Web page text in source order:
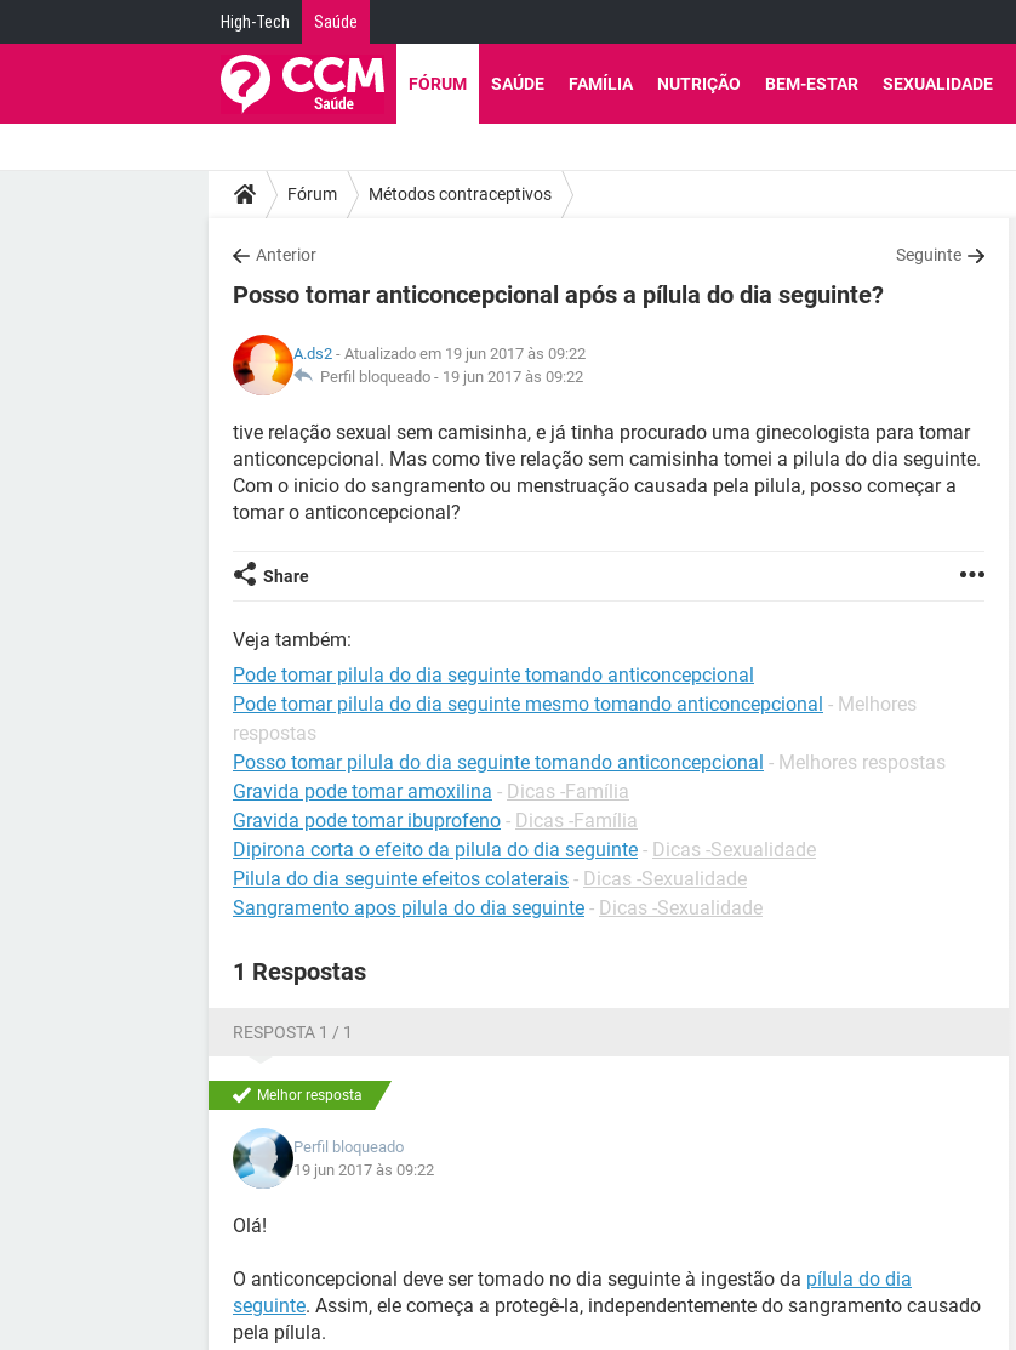
High-Tech Saúde
FÓRUM SAÚDE FAMÍLIA NUTRIÇÃO BEM-ESTAR SEXUALIDADE
Fórum Métodos contraceptivos
Anterior Seguinte
Posso tomar anticoncepcional após a pílula do dia seguinte?
A.ds2 - Atualizado em 19 jun 2017 às 09:22
Perfil bloqueado - 19 jun 2017 às 09:22
tive relação sexual sem camisinha, e já tinha procurado uma ginecologista para tomar
anticoncepcional. Mas como tive relação sem camisinha tomei a pilula do dia seguinte.
Com o inicio do sangramento ou menstruação causada pela pilula, posso começar a
tomar o anticoncepcional?
Share
Veja também:
Pode tomar pilula do dia seguinte tomando anticoncepcional
Pode tomar pilula do dia seguinte mesmo tomando anticoncepcional - Melhores
respostas
Posso tomar pilula do dia seguinte tomando anticoncepcional - Melhores respostas
Gravida pode tomar amoxilina - Dicas -Família
Gravida pode tomar ibuprofeno - Dicas -Família
Dipirona corta o efeito da pilula do dia seguinte - Dicas -Sexualidade
Pilula do dia seguinte efeitos colaterais - Dicas -Sexualidade
Sangramento apos pilula do dia seguinte - Dicas -Sexualidade
1 Respostas
RESPOSTA 1 / 1
Melhor resposta
Perfil bloqueado
19 jun 2017 às 09:22
Olá!
O anticoncepcional deve ser tomado no dia seguinte à ingestão da pílula do dia
seguinte. Assim, ele começa a protegê-la, independentemente do sangramento causado
pela pílula.